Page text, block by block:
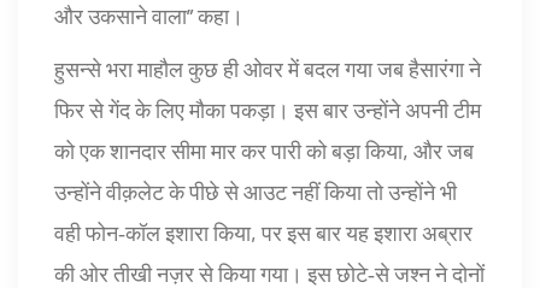
और उकसाने वाला” कहा।
हुसन्से भरा माहौल कुछ ही ओवर में बदल गया जब हैसारंगा ने
फिर से गेंद के लिए मौका पकड़ा। इस बार उन्होंने अपनी टीम
को एक शानदार सीमा मार कर पारी को बड़ा किया, और जब
उन्होंने वीक़लेट के पीछे से आउट नहीं किया तो उन्होंने भी
वही फोन‑कॉल इशारा किया, पर इस बार यह इशारा अब्रार
की ओर तीखी नज़र से किया गया। इस छोटे‑से जश्न ने दोनों